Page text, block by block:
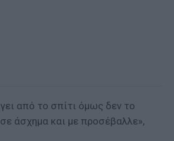
από το σπίτι όμως δεν το
άσχημα και με προσέβαλλε»,